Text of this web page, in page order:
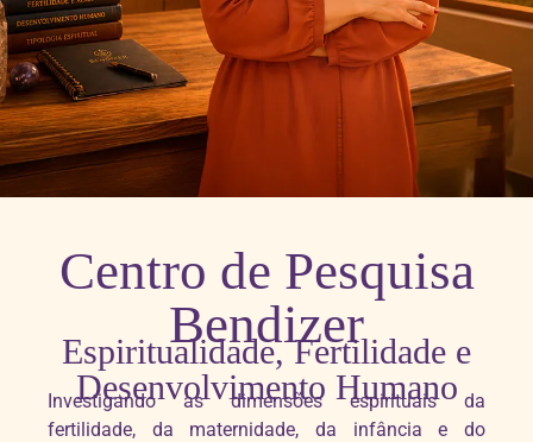
Centro de Pesquisa
Bendizer
Espiritualidade, Fertilidade e
Desenvolvimento Humano
Investigando as dimensões espirituais da
fertilidade, da maternidade, da infância e do